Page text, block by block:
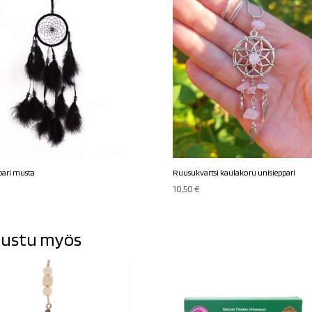
musta Ruusukvartsi kaulakoru unisieppari
10,50€
myös